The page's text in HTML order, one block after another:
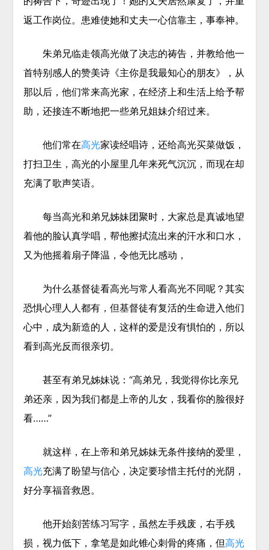
返工作岗位。患难使她和丈夫一心信靠主，事奉神。
朱弟兄临走领高光做了决志的祷告，并教给他一
首特别感人的赞美诗《主你是我最知心的朋友》，从
那以后，他们常来高光家，在经济上和生活上给予帮
助，还接连不断地把一些弟兄姐妹介绍过来。
他们常在高光家读经唱诗，还给高光买菜做饭，
打扫卫生，高光的小屋里几年来死气沉沉，而现在却
充满了歌声笑语。
每当高光和弟兄姊妹团聚时，大家总是真诚地望
着他的脸认真学唱，帮他擦拭流出来的汗水和口水，
又为他摇着扇子降温，令他无比感动，
为什么基督徒看高光与常人看高光不同呢？其实
恐惧心理人人都有，但基督徒有复活的生命进入他们
心中，成为新造的人，这样的爱是没有惧怕的，所以
看到高光反而很亲切。
甚至有弟兄姊妹说：“高弟兄，我觉得你比亲兄
弟还亲，因为我们都是上帝的儿女，我看你的脸很好
看……”
就这样，在上帝和弟兄姊妹无条件接纳的爱里，
高光充满了盼望与信心，决定要珍惜主托付的光阴，
好分享福音救恩。
他开始刻苦练习写字，虽然左手残废，右手残
损，视力低下，拿笔是如此锥心刺骨的疼痛，但高光